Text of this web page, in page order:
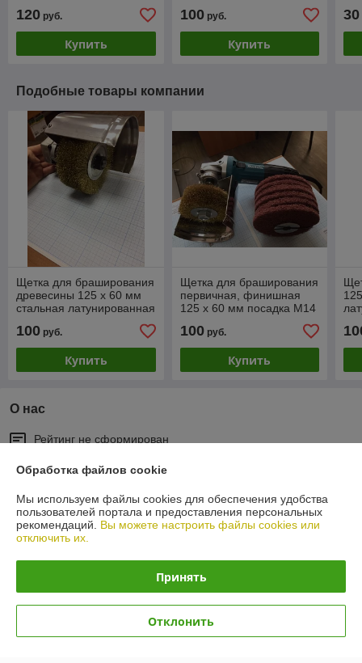
120 руб.
Купить
100руб.
Купить
30
Подобные товары компании
Щетка для браширования
древесины 125 х 60 мм
стальная латунированная
100 руб.
Купить
Щетка для браширования
первичная, финишная
125 х 60 мм посадка М14
100руб.
Купить
О нас
Рейтинг не сформирован
г. Минск
пер.Промышленный 8, кабинет 20 (Промзона Шабаны),
Минск, Беларусь
Сегодня работает с 09:00 до 16:30
Показать весь график работы
Обработка файлов cookie
Мы используем файлы cookies для обеспечения удобства
пользователей портала и предоставления персональных
рекомендаций. Вы можете настроить файлы cookies или
отключить их.
Принять
Отклонить